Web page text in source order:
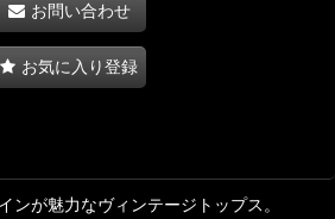
お問い合わせ
お気に入り登録
ンが魅力なヴィンテージトップス。